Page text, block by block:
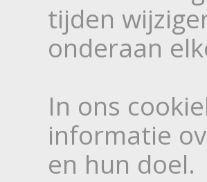
tijden
onderaan
In ons
informatie
en hun doel.